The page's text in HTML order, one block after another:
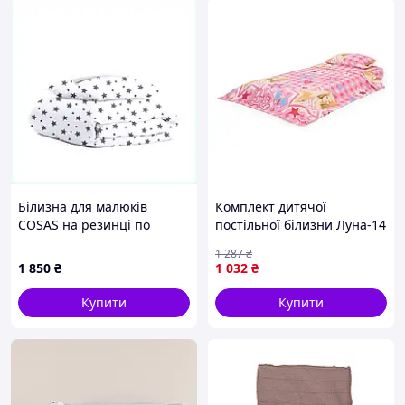
Білизна для малюків
COSAS на резинці по
8B64K183M3
1 850 ₴
Купити
Комплект дитячої
постільної білизни Луна-14
lux, наволочка: 50х70 см 1
шт., ляльки) IMI Home
Decor hd
1 032 ₴
1 287₴
Купити